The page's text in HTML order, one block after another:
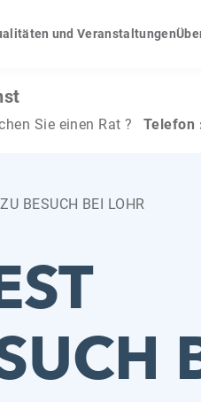
startenund Veranstaltungen
Sie einen Rat ? Telefon
BESUCH BEI LOHR